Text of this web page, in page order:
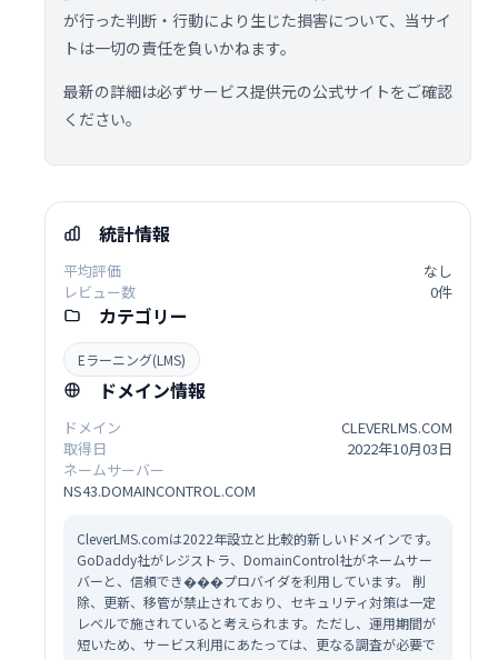
が行った判断・行動により生じた損害について、当サイ
トは一切の責任を負いかねます。
最新の詳細は必ずサービス提供元の公式サイトをご確認
ください。
統計情報
平均評価
なし
レビュー数
0件
カテゴリー
Eラーニング(LMS)
ドメイン情報
ドメイン
CLEVERLMS.COM
取得日
2022年10月03日
ネームサーバー
NS43.DOMAINCONTROL.COM
CleverLMS.comは2022年設立と比較的新しいドメインです。
GoDaddy社がレジストラ、DomainControl社がネームサー
バーと、信頼でき���プロバイダを利用しています。 削
除、更新、移管が禁止されており、セキュリティ対策は一定
レベルで施されていると考えられます。ただし、運用期間が
短いため、サービス利用にあたっては、更なる調査が必要で